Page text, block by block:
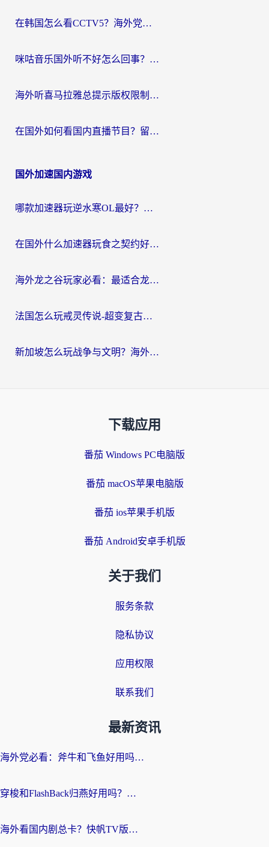
在韩国怎么看CCTV5？海外党体育赛事+中文解说观看终极指南
咪咕音乐国外听不好怎么回事？海外党听歌自由的终极解决方案来了
海外听喜马拉雅总提示版权限制？3步解决+2个音乐平台问题全攻略
在国外如何看国内直播节目？留学生亲测有效的追剧加速指南
国外加速国内游戏
哪款加速器玩逆水寒OL最好？海外党实测后的终极选择指南
在国外什么加速器玩食之契约好用？海外党亲测有效的国服游戏加速指南
海外龙之谷玩家必看：最适合龙之谷的加速器，解决延迟卡顿还能畅玩幻书启示录和梦幻西游？
法国怎么玩戒灵传说-超变复古传奇？海外玩家国服游戏加速终极指南
新加坡怎么玩战争与文明？海外党国服游戏加速器终极避坑指南
下载应用
番茄 Windows PC电脑版
番茄 macOS苹果电脑版
番茄 ios苹果手机版
番茄 Android安卓手机版
关于我们
服务条款
隐私协议
应用权限
联系我们
最新资讯
海外党必看：斧牛和飞鱼好用吗？3步选对回国加速器，无缝刷剧玩国服
穿梭和FlashBack归燕好用吗？海外党亲测3款热门回国加速器，教你选对不踩坑
海外看国内剧总卡？快帆TV版VPN好用吗？和快滚VPN对比哪个回国效果更好？